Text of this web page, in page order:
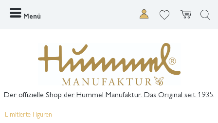
Menü
Der offizielle Shop der Hummel Manufaktur. Das Original seit 1935.
Limitierte Figuren